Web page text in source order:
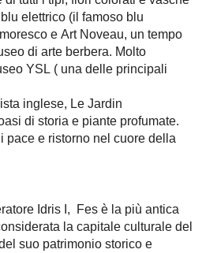
elettrico (il famoso blu
e Art Noveau, un tempo
di arte berbera. Molto
YSL ( una delle principali
inglese, Le Jardin
di storia e piante profumate.
pace e ristorno nel cuore della
Idris I, Fes è la più antica
la capitale culturale del
suo patrimonio storico e